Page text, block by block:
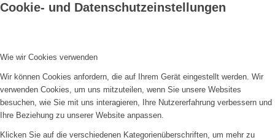
Cookie- und Datenschutzeinstellungen
Wie wir Cookies verwenden
Wir können Cookies anfordern, die auf Ihrem Gerät eingestellt werden. Wir
verwenden Cookies, um uns mitzuteilen, wenn Sie unsere Websites
besuchen, wie Sie mit uns interagieren, Ihre Nutzererfahrung verbessern und
Ihre Beziehung zu unserer Website anpassen.
Klicken Sie auf die verschiedenen Kategorienüberschriften, um mehr zu